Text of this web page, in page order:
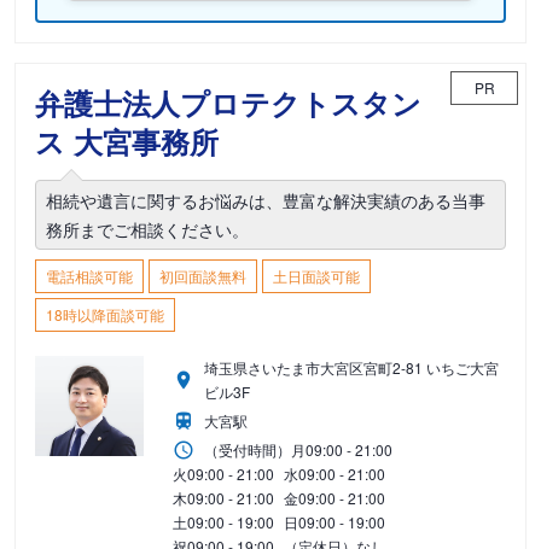
弁護士法人プロテクトスタン
ス 大宮事務所
PR
相続や遺言に関するお悩みは、豊富な解決実績のある当事
務所までご相談ください。
電話相談可能 初回面談無料
土日面談可能
18時以降面談可能
埼玉県さいたま市大宮区宮町2-81 いちご大宮
ビル3F
大宮駅
（受付時間） 月09:00 - 21:00
火09:00 - 21:00 水09:00 - 21:00
木09:00 - 21:00 金09:00 - 21:00
土09:00 - 19:00 日09:00 - 19:00